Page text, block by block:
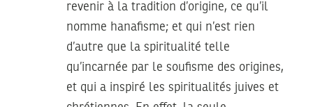
revenir à la tradition d’origine, ce qu’il
nomme hanafisme; et qui n’est rien
d’autre que la spiritualité telle
qu’incarnée par le soufisme des origines,
et qui a inspiré les spiritualités juives et